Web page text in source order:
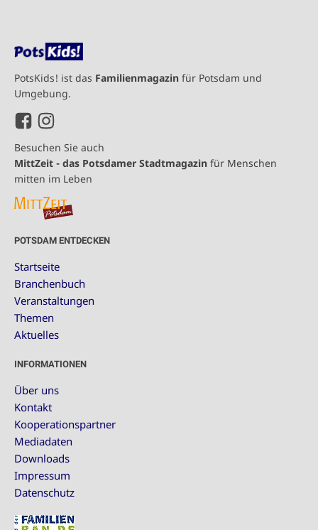
PotsKids! ist das Familienmagazin für Potsdam und
Umgebung.
Besuchen Sie auch
MittZeit - das Potsdamer Stadtmagazin für Menschen
mitten im Leben
POTSDAM ENTDECKEN
Startseite
Branchenbuch
Veranstaltungen
Themen
Aktuelles
INFORMATIONEN
Über uns
Kontakt
Kooperationspartner
Mediadaten
Downloads
Impressum
Datenschutz